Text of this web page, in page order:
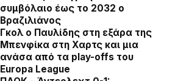
συμβόλαιο έως το 2032 ο
Βραζιλιάνος
Γκολ ο Παυλίδης στη εξάρα της
Μπενφίκα στη Χαρτς και μια
ανάσα από τα play-offs του
Europa League